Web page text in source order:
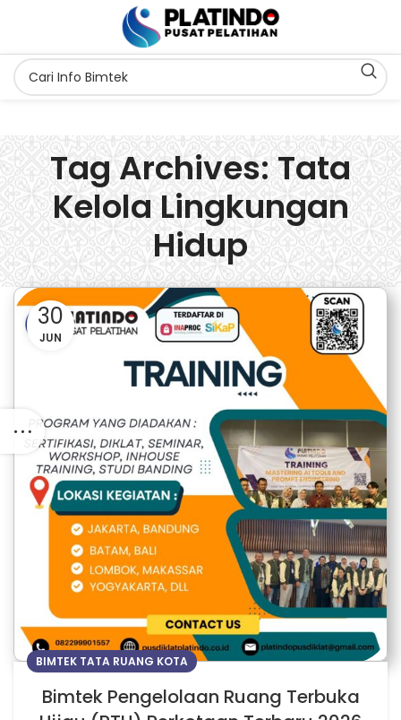
Tag Archives: Tata
Kelola Lingkungan
Hidup
30
JUN
BIMTEK TATA RUANG KOTA
Bimtek Pengelolaan Ruang Terbuka